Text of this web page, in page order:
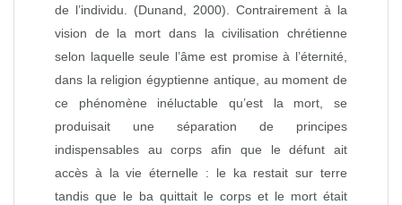
de l’individu. (Dunand, 2000). Contrairement à la
vision de la mort dans la civilisation chrétienne
selon laquelle seule l’âme est promise à l’éternité,
dans la religion égyptienne antique, au moment de
ce phénomène inéluctable qu’est la mort, se
produisait une séparation de principes
indispensables au corps afin que le défunt ait
accès à la vie éternelle : le ka restait sur terre
tandis que le ba quittait le corps et le mort était